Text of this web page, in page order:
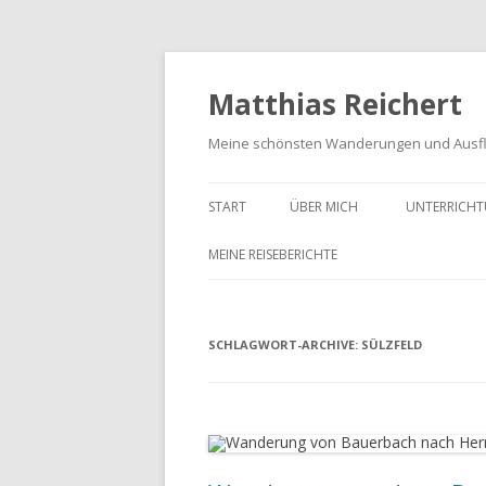
Matthias Reichert
Meine schönsten Wanderungen und
START ÜBER MICH
MEINE REISEBERICHTE
MEIN SCHWARZWALD URLAUB
SCHLAGWORT-ARCHIVE: SÜLZFELD